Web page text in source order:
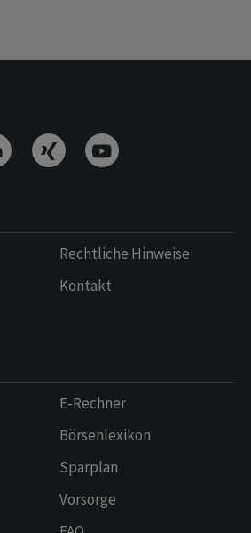
Rechtliche Hinweise
Kontakt
E-Rechner
Börsenlexikon
Sparplan
Vorsorge